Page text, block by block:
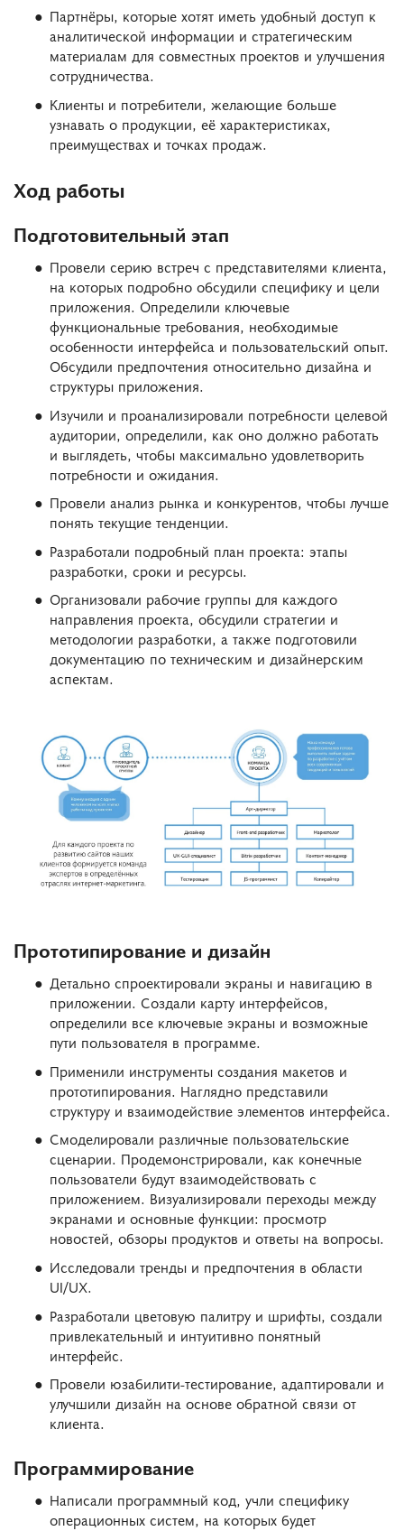
Партнёры, которые хотят иметь удобный доступ к
аналитической информации и стратегическим
материалам для совместных проектов и улучшения
сотрудничества.
Клиенты и потребители, желающие больше
узнавать о продукции, её характеристиках,
преимуществах и точках продаж.
Ход работы
Подготовительный этап
Провели серию встреч с представителями клиента,
на которых подробно обсудили специфику и цели
приложения. Определили ключевые
функциональные требования, необходимые
особенности интерфейса и пользовательский опыт.
Обсудили предпочтения относительно дизайна и
структуры приложения.
Изучили и проанализировали потребности целевой
аудитории, определили, как оно должно работать
и выглядеть, чтобы максимально удовлетворить
потребности и ожидания.
Провели анализ рынка и конкурентов, чтобы лучше
понять текущие тенденции.
Разработали подробный план проекта: этапы
разработки, сроки и ресурсы.
Организовали рабочие группы для каждого
направления проекта, обсудили стратегии и
методологии разработки, а также подготовили
документацию по техническим и дизайнерским
аспектам.
Прототипирование и дизайн
Детально спроектировали экраны и навигацию в
приложении. Создали карту интерфейсов,
определили все ключевые экраны и возможные
пути пользователя в программе.
Применили инструменты создания макетов и
прототипирования. Наглядно представили
структуру и взаимодействие элементов интерфейса.
Смоделировали различные пользовательские
сценарии. Продемонстрировали, как конечные
пользователи будут взаимодействовать с
приложением. Визуализировали переходы между
экранами и основные функции: просмотр
новостей, обзоры продуктов и ответы на вопросы.
Исследовали тренды и предпочтения в области
UI/UX.
Разработали цветовую палитру и шрифты, создали
привлекательный и интуитивно понятный
интерфейс.
Провели юзабилити-тестирование, адаптировали и
улучшили дизайн на основе обратной связи от
клиента.
Программирование
Написали программный код, учли специфику
операционных систем, на которых будет